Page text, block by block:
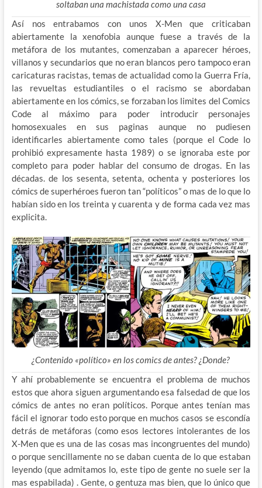
soltaban una machistada como una casa
Así nos entrabamos con unos X-Men que criticaban
abiertamente la xenofobia aunque fuese a través de la
metáfora de los mutantes, comenzaban a aparecer héroes,
villanos y secundarios que no eran blancos pero tampoco eran
caricaturas racistas, temas de actualidad como la Guerra Fría,
las revueltas estudiantiles o el racismo se abordaban
abiertamente en los cómics, se forzaban los limites del Comics
Code al máximo para poder introducir personajes
homosexuales en sus paginas aunque no pudiesen
identificarles abiertamente como tales (porque el Code lo
prohibió expresamente hasta 1989) o se ignoraba este por
completo para poder hablar del consumo de drogas. En las
décadas. de los sesenta, setenta, ochenta y posteriores los
cómics de superhéroes fueron tan “políticos” o mas de lo que lo
habían sido en los treinta y cuarenta y de forma cada vez mas
explicita.
¿Contenido «político» en los comics de antes? ¿Donde?
Y ahí probablemente se encuentra el problema de muchos
estos que ahora siguen argumentando esa falsedad de que los
cómics de antes no eran políticos. Porque antes tenían mas
fácil el ignorar todo esto porque en muchos casos se escondía
detrás de metáforas (como esos lectores intolerantes de los
X-Men que es una de las cosas mas incongruentes del mundo)
o porque sencillamente no se daban cuenta de lo que estaban
leyendo (que admitamos lo, este tipo de gente no suele ser la
mas espabilada) . Gente, o gentuza mas bien, que lo único que